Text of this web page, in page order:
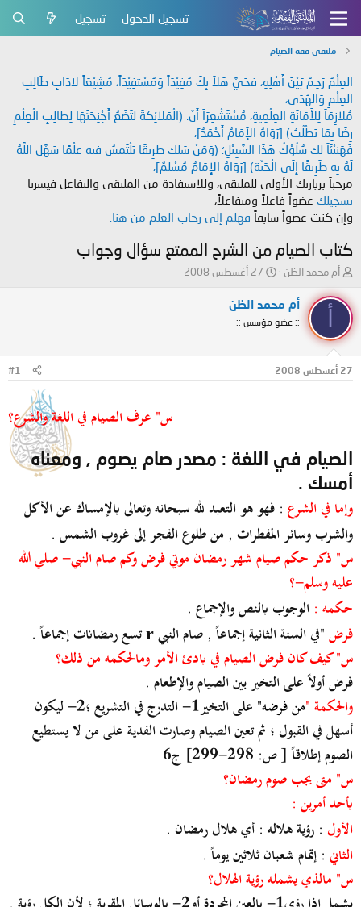
تسجيل الدخول تسجيل
ملتقى فقه الصيام
العِلْمُ رَحِمٌ بَيْنَ أَهْلِهِ، فَحَيَّ هَلاً بِكَ مُفِيْدَاً وَمُسْتَفِيْدَاً، مُشِيْعَاً لآدَابِ طَالِبِ
العِلْمِ وَالهُدَى،
مُلازِمَاً لِلأَمَانَةِ العِلْمِيةِ، مُسْتَشْعِرَاً أَنَّ: (الْمَلَائِكَةَ لَتَضَعُ أَجْنِحَتَهَا لِطَالِبِ الْعِلْمِ
رِضًا بِمَا يَطْلُبُ) [رَوَاهُ الإَمَامُ أَحْمَدُ]،
فَهَنِيْئَاً لَكَ سُلُوْكُ هَذَا السَّبِيْلِ؛ (وَمَنْ سَلَكَ طَرِيقًا يَلْتَمِسُ فِيهِ عِلْمًا سَهَّلَ اللَّهُ
لَهُ بِهِ طَرِيقًا إِلَى الْجَنَّةِ) [رَوَاهُ الإِمَامُ مُسْلِمٌ]،
مرحباً بزيارتك الأولى للملتقى، وللاستفادة من الملتقى والتفاعل فيسرنا
تسجيلك عضواً فاعلاً ومتفاعلاً،
وإن كنت عضواً سابقاً فهلم إلى رحاب العلم من هنا.
كتاب الصيام من الشرح الممتع سؤال وجواب
ب
د
ل
م
و
أم محمد الظن
ت
خ
ل
27 أغسطس 2008
أم محمد الظن
:: عضو مؤسس ::
27 أغسطس 2008 #1
س" عرف الصيام في اللغة والشرع؟
الصيام في اللغة : مصدر صام يصوم , ومعناه
أمسك .
وإما في الشرع : فهو هو التعبد لله سبحانه وتعالى بالإمساك عن الأكل
والشرب وسائر المفطرات , من طلوع الفجر إلى غروب الشمس .
س" ذكر حكم صيام شهر رمضان موتي فرض وكم صام النبي- صلي الله
عليه وسلم-؟
حكمه : الوجوب بالنص والإجماع .
فرض"في السنة الثانية إجماعاً , صام النبي rتسع رمضانات إجماعاً .
س" كيف كان فرض الصيام في بادئ الأمر ومالحكمه من ذلك؟
فرض أولاً على التخير بين الصيام والإطعام .
والحكمة "من فرضه"
على التخير1- التدرج في التشريع ؛2- ليكون
أسهل في القبول ؛ ثم تعين الصيام وصارت الفدية على من لا يستطيع
الصوم إطلاقاً [ ص: 298-299] ج6
س" متى يجب صوم رمضان؟
بأحد أمرين :
الأول : رؤية هلاله : أي هلال رمضان .
الثاني : إتمام شعبان ثلاثين يوماً .
س" مالذي يشمله رؤية الهلال؟